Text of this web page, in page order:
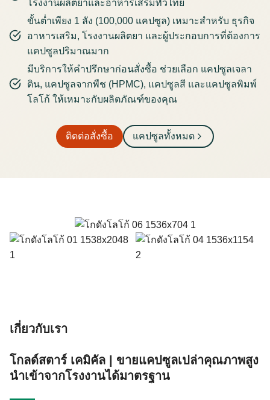
โรงงานผลิตยาและอาหารเสริมทั่วไทย
ขั้นต่ำเพียง 1 ลัง (100,000 แคปซูล) เหมาะสำหรับ ธุรกิจ
อาหารเสริม, โรงงานผลิตยา และผู้ประกอบการที่ต้องการ
แคปซูลปริมาณมาก
มีบริการให้คำปรึกษาก่อนสั่งซื้อ ช่วยเลือก แคปซูลเจลา
ติน, แคปซูลจากพืช (HPMC), แคปซูลสี และแคปซูลพิมพ์
โลโก้ ให้เหมาะกับผลิตภัณฑ์ของคุณ
ติดต่อสั่งซื้อ แคปซูลทั้งหมด
เกี่ยวกับเรา
โกลด์สตาร์ เคมิคัล | ขายแคปซูลเปล่าคุณภาพสูง
นำเข้าจากโรงงานได้มาตรฐาน